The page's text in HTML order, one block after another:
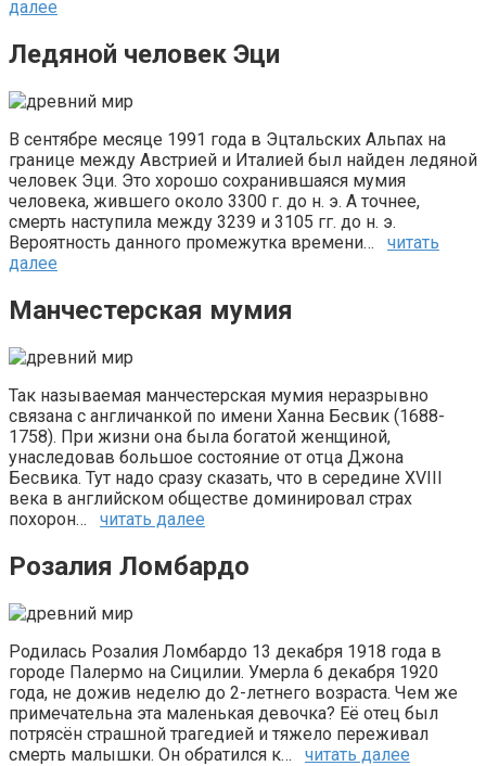
далее
Ледяной человек Эци
В сентябре месяце 1991 года в Эцтальских Альпах на
границе между Австрией и Италией был найден ледяной
человек Эци. Это хорошо сохранившаяся мумия
человека, жившего около 3300 г. до н. э. А точнее,
смерть наступила между 3239 и 3105 гг. до н. э.
Вероятность данного промежутка времени… читать
далее
Манчестерская мумия
Так называемая манчестерская мумия неразрывно
связана с англичанкой по имени Ханна Бесвик (1688-
1758). При жизни она была богатой женщиной,
унаследовав большое состояние от отца Джона
Бесвика. Тут надо сразу сказать, что в середине XVIII
века в английском обществе доминировал страх
похорон… читать далее
Розалия Ломбардо
Родилась Розалия Ломбардо 13 декабря 1918 года в
городе Палермо на Сицилии. Умерла 6 декабря 1920
года, не дожив неделю до 2-летнего возраста. Чем же
примечательна эта маленькая девочка? Её отец был
потрясён страшной трагедией и тяжело переживал
смерть малышки. Он обратился к… читать далее